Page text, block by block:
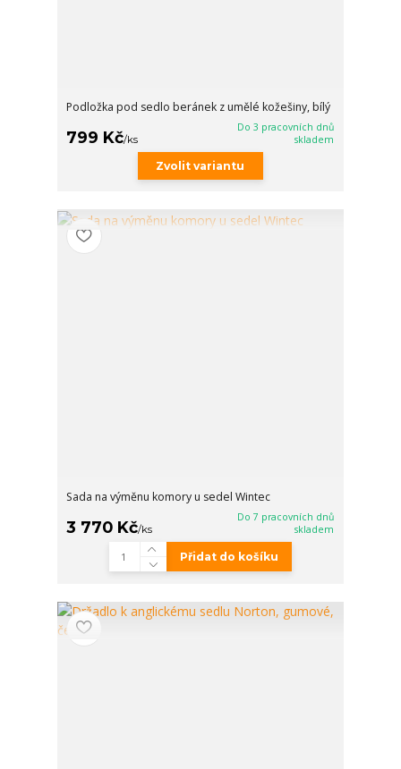
Podložka pod sedlo beránek z umělé kožešiny, bílý
799 Kč/ks
Do 3 pracovních dnů
skladem
Zvolit variantu
Sada na výměnu komory u sedel Wintec
3 770 Kč/ks
Do 7 pracovních dnů
skladem
Přidat do košíku